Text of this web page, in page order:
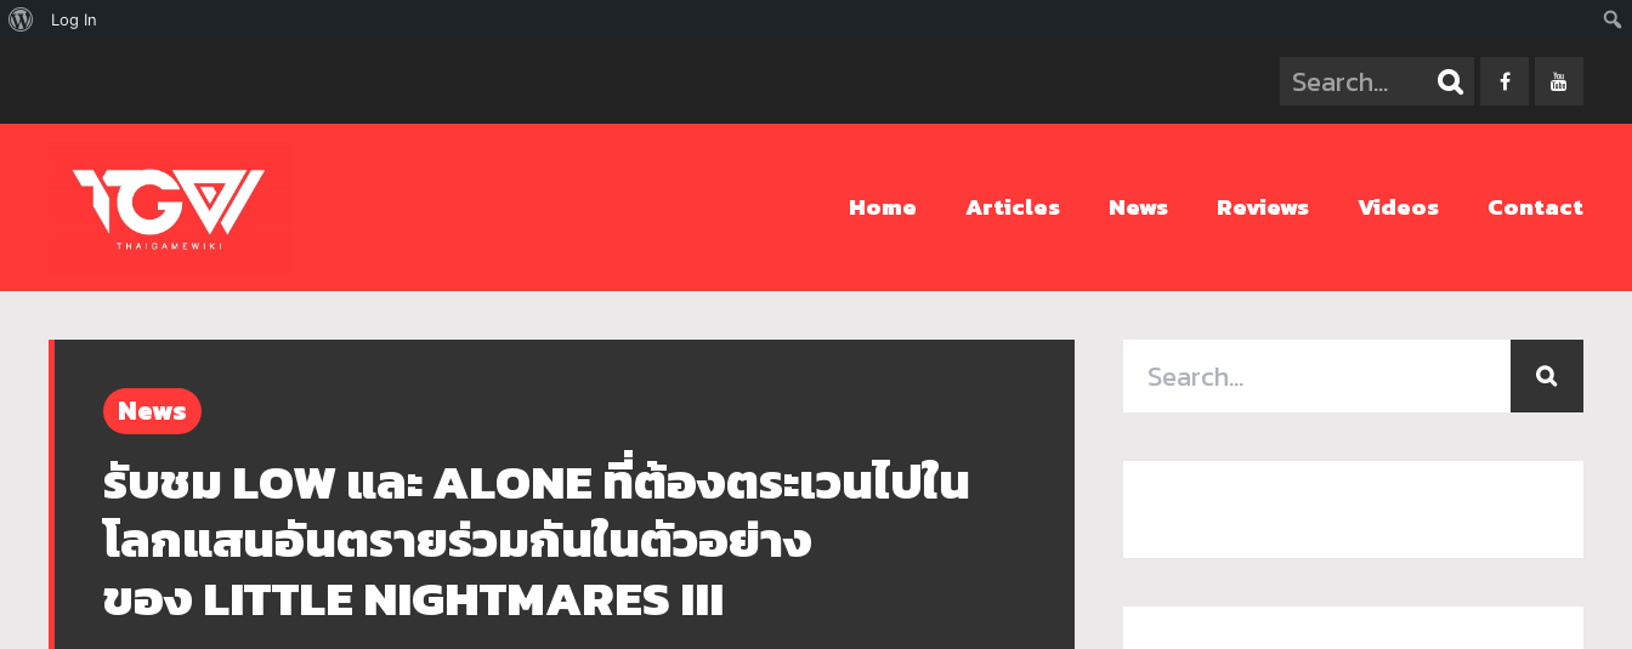
Home Articles News Reviews Videos Contact
News
รับชม LOW และ ALONE ที่ต้องตระเวนไปใน
โลกแสนอันตรายร่วมกันในตัวอย่าง
ของ LITTLE NIGHTMARES III
เกี่ยวLog In